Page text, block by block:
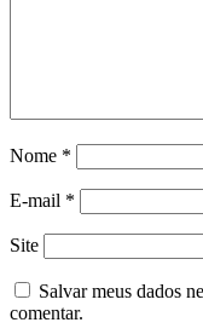
Nome *
E-mail *
Site
Salvar meus dados
comentar.